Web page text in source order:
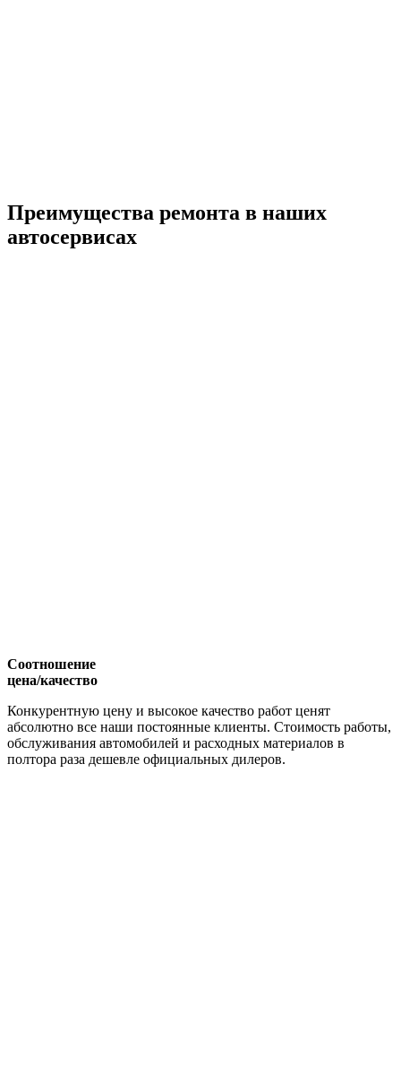
Преимущества ремонта в наших
автосервисах
Соотношение
цена/качество
Конкурентную цену и высокое качество работ ценят
абсолютно все наши постоянные клиенты. Стоимость работы,
обслуживания автомобилей и расходных материалов в
полтора раза дешевле официальных дилеров.